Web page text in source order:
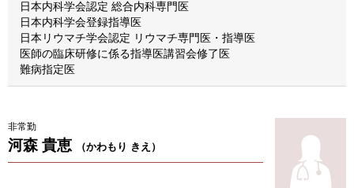
日本内科学会認定 総合内科専門医
日本内科学会登録指導医
日本リウマチ学会認定 リウマチ専門医・指導医
医師の臨床研修に係る指導医講習会修了医
難病指定医
非常勤
河森 貴恵 （かわもり きえ）